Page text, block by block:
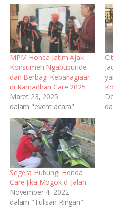
MPM Honda Jatim Ajak
Konsumen Ngabuburide
dan Berbagi Kebahagiaan
di Ramadhan Care 2025
Maret 23, 2025
dalam "event acara"
Segera Hubungi Honda
Care Jika Mogok di Jalan
November 4, 2022
dalam "Tulisan Ringan"